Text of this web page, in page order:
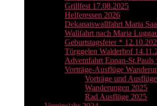
Grillfest 17.08.2025
Helferessen 2026
Dekanatswallfahrt Maria
Wallfahrt nach Maria
Geburtstagsfeier *
Törggelen Walderhof
Adventfahrt Eppan-
Vorträge-Ausflüge
Vorträge und
Wanderungen 2025
Rad Ausflüge 2025